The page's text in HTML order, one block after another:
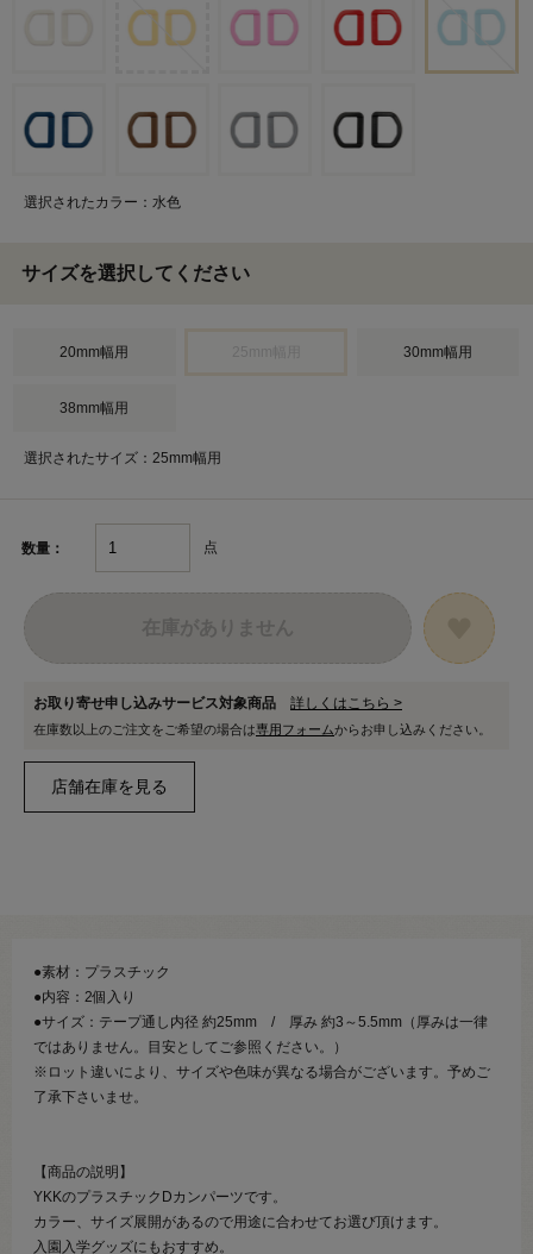
選択されたカラー：水色
サイズを選択してください
20mm幅用 30mm幅用
38mm幅用
選択されたサイズ：25mm幅用
数量： 点
お取り寄せ申し込みサービス対象商品 詳しくはこちら >
在庫数以上のご注文をご希望の場合は専用フォームからお申し込みください。
●素材：プラスチック
●内容：2個入り
●サイズ：テープ通し内径 約25mm / 厚み 約3～5.5mm（厚みは一律
ではありません。目安としてご参照ください。）
※ロット違いにより、サイズや色味が異なる場合がございます。予めご
了承下さいませ。
【商品の説明】
YKKのプラスチックDカンパーツです。
カラー、サイズ展開があるので用途に合わせてお選び頂けます。
入園入学グッズにもおすすめ。